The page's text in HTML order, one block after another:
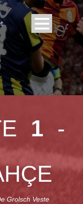
1
-
Grolsch Veste